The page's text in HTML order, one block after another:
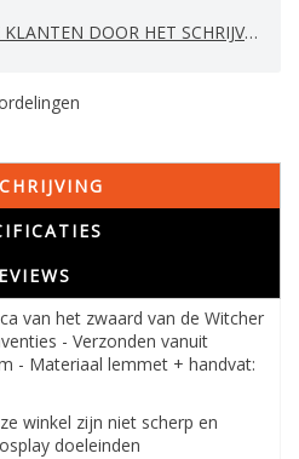
DOOR HET SCHRIJVEN VAN EEN REVIEW
van het zwaard van de Witcher
- Verzonden vanuit
- Materiaal lemmet + handvat:
winkel zijn niet scherp en
doeleinden